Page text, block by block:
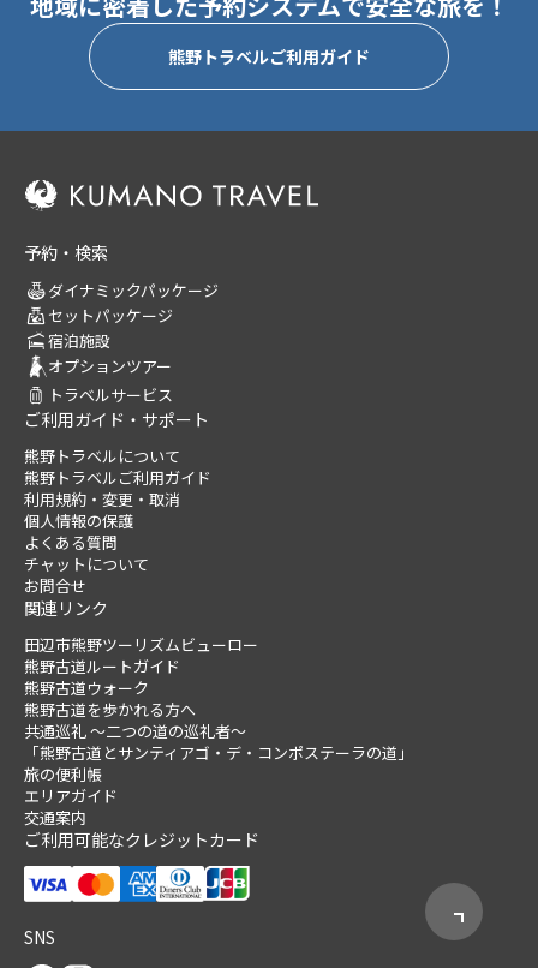
熊野トラベルご利用ガイド
予約・検索
ダイナミックパッケージ
セットパッケージ
宿泊施設
オプションツアー
トラベルサービス
ご利用ガイド・サポート
熊野トラベルについて
熊野トラベルご利用ガイド
利用規約・変更・取消
個人情報の保護
よくある質問
チャットについて
お問合せ
関連リンク
田辺市熊野ツーリズムビューロー
熊野古道ルートガイド
熊野古道ウォーク
熊野古道を歩かれる方へ
共通巡礼 ～二つの道の巡礼者～
「熊野古道とサンティアゴ・デ・コンポステーラの道」
旅の便利帳
エリアガイド
交通案内
ご利用可能なクレジットカード
SNS